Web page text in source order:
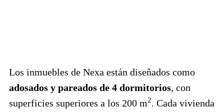
Los inmuebles de Nexa están diseñados como
adosados y pareados de 4 dormitorios, con
superficies superiores a los 200 m2. Cada vivienda